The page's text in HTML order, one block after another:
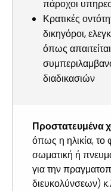
πάροχοι
Κρατικές
δικηγόροι,
όπως
διαδικασιών
Προστατευμένα
όπως η ηλικία, το
σωματική ή
για την
διευκολύνσεων)